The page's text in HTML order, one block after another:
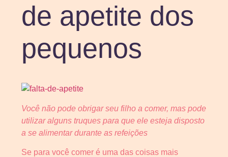
de apetite dos
pequenos
Você não pode obrigar seu filho a comer, mas pode
utilizar alguns truques para que ele esteja disposto
a se alimentar durante as refeições
Se para você comer é uma das coisas mais